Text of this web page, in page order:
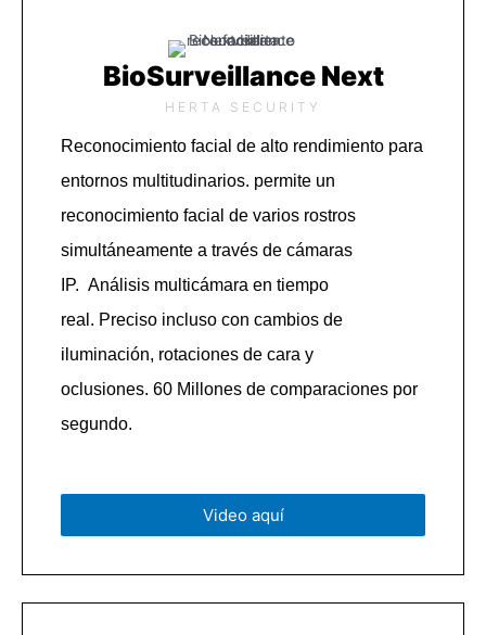
BioSurveillance Next
HERTA SECURITY
Reconocimiento facial de alto rendimiento para
entornos multitudinarios. permite un
reconocimiento facial de varios rostros
simultáneamente a través de cámaras
IP. Análisis multicámara en tiempo
real. Preciso incluso con cambios de
iluminación, rotaciones de cara y
oclusiones. 60 Millones de comparaciones por
segundo.
Video aquí